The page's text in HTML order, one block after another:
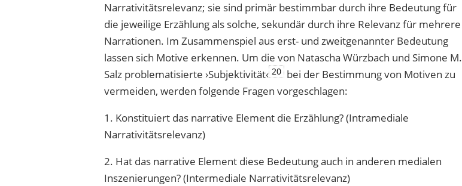
Narrativitätsrelevanz; sie sind primär bestimmbar durch ihre Bedeutung für
die jeweilige Erzählung als solche, sekundär durch ihre Relevanz für mehrere
Narrationen. Im Zusammenspiel aus erst- und zweitgenannter Bedeutung
lassen sich Motive erkennen. Um die von Natascha Würzbach und Simone M.
Salz problematisierte ›Subjektivität‹ 20 bei der Bestimmung von Motiven zu
vermeiden, werden folgende Fragen vorgeschlagen:
1. Konstituiert das narrative Element die Erzählung? (Intramediale
Narrativitätsrelevanz)
2. Hat das narrative Element diese Bedeutung auch in anderen medialen
Inszenierungen? (Intermediale Narrativitätsrelevanz)